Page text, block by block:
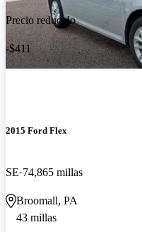
Precio reducido
-$411
2015 Ford Flex
SE 74,865 millas
Broomall, PA
43 millas